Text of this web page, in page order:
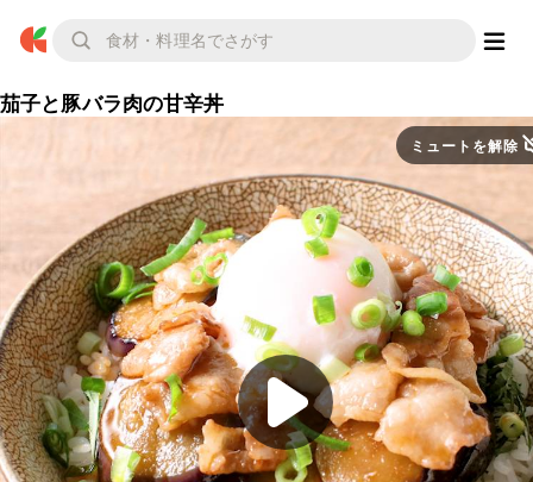
茄子と豚バラ肉の甘辛丼
ミュートを解除